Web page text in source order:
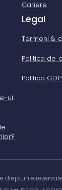
Cariere
ul
Legal
Termeni &
Politica de
Politica
drepturile